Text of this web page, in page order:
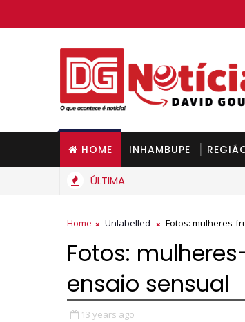
HOME INHAMBUPE
ÚLTIMA
Home Unlabelled Fotos: mulheres-
Fotos:
ensaio sensual
13 years ago